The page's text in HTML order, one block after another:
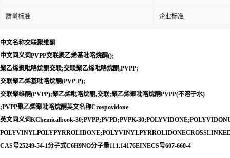
质量标准 企业标准
中文名称交联聚维酮
中文同义词PVPP交联聚乙烯基吡咯烷酮();
聚乙烯聚吡咯烷酮交联;交联聚乙烯吡咯烷酮,PVPP;
交联聚乙烯基吡咯烷酮(PVP-P);
交联聚维酮(PVPP);聚乙烯吡咯烷酮,交联;聚乙烯聚吡咯烷酮PVPP(不溶于水)
;PVPP聚乙烯聚吡咯烷酮英文名称Crospovidone
英文同义词KChemicalbook-30;PVPP;PVPD;PVPK-
CAS号25249-54-1分子式C6H9NO分子量111.14176EINECS号607-660-4